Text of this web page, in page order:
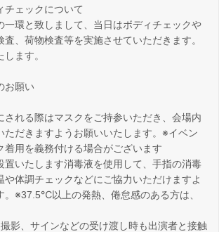
チェックについて
一環と致しまして、当日はボディチェックや
、荷物検査等を実施させていただきます。
ます。
お願い
される際はマスクをご持参いただき、会場内
ただきますようお願いいたします。※イベン
着用を義務付ける場合がございます
置いたします消毒液を使用して、手指の消毒
や体調チェックなどにご協力いただけますよ
。※37.5℃以上の発熱、倦怠感のある方は、
影、サインなどの受け渡し時も出演者と接触